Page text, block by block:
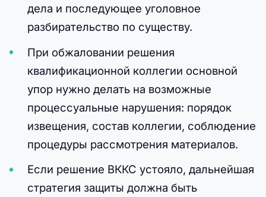
дела и последующее уголовное
разбирательство по существу.
При обжаловании решения
квалификационной коллегии основной
упор нужно делать на возможные
процессуальные нарушения: порядок
извещения, состав коллегии, соблюдение
процедуры рассмотрения материалов.
Если решение ВККС устояло, дальнейшая
стратегия защиты должна быть